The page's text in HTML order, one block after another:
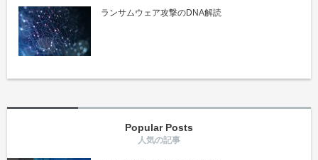
ランサムウェア攻撃のDNA解読
Popular Posts